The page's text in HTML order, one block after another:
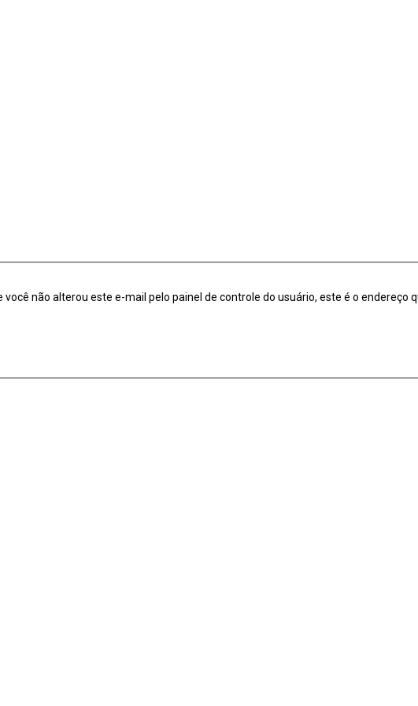
não alterou este e-mail pelo painel de controle do usuário, este é o endereço